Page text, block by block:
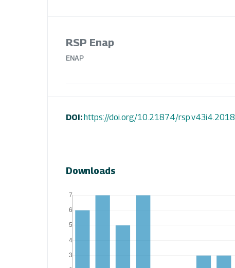
RSP Enap
ENAP
DOI:https://doi.org/10.21874/rsp.v43i4.2018
Downloads